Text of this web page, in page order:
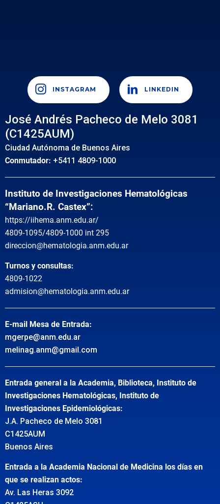
INSTAGRAM LINKEDIN
José Andrés Pacheco de Melo 3081
(C1425AUM)
Ciudad Autónoma de Buenos Aires
Conmutador: +5411 4809-1000
Instituto de Investigaciones Hematológicas
“Mariano.R. Castex”:
https://iihema.anm.edu.ar/
4809-1095/4809-1000 int 295
direccion@hematologia.anm.edu.ar
Turnos y consultas:
4809-1022
admision@hematologia.anm.edu.ar
E-mail Mesa de Entrada:
mgerpe@anm.edu.ar
melinag.anm@gmail.com
Entrada general a la Academia, Biblioteca, Instituto de
Investigaciones Hematológicas, Instituto de
Investigaciones Epidemiológicas:
J.A. Pacheco de Melo 3081
C1425AUM
Buenos Aires
Entrada a la Academia Nacional de Medicina los días en
que se realizan actos:
Av. Las Heras 3092